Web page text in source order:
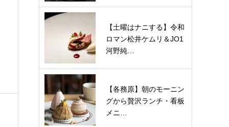
【土曜はナニする】令和
ロマン松井ケムリ＆JO1
河野純…
【各務原】朝のモーニン
グから贅沢ランチ・看板
メニ…